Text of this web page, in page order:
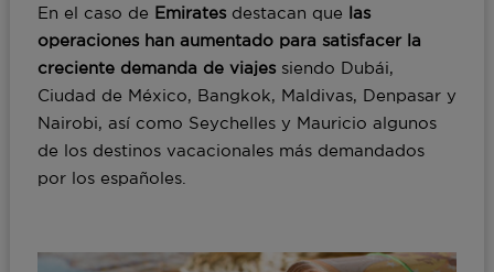
En el caso de Emiratesdestacan que las
operaciones han aumentado para satisfacer la
creciente demanda de viajessiendo Dubái,
Ciudad de México, Bangkok, Maldivas, Denpasar y
Nairobi, así como Seychelles y Mauricio algunos
de los destinos vacacionales más demandados
por los españoles.